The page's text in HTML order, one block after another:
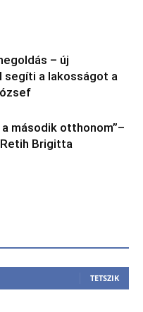
– új
segíti a lakosságot a
második otthonom”–
Brigitta
TETSZIK